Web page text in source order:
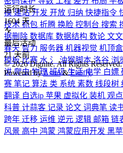
模建站开发 开放 归纳 快捷指令
技术 抓包 折腾 换脸 控制台 搜索
据删除 数据库 数据结构 数论 文
春天智力 服务器 机器视觉 机顶盒
模板比赛 水氵油猴脚本洛谷 浏
讲爬虫物理班级生活电学 白嫖
赛 笔记 算法 类 系统 素数 线段树
翻译 自选ip 苹果 虚拟化 装机 观点
科普 计蒜客 记录 论文 词典笔 读
跨年 迁移 运维 逆元 逻辑 邮箱 链
风景 高中 鸿蒙 鸿蒙应用开发 黑
运行时长
1604 天
最后活动
21 天前
©2026Dignite. All Rights
Powered byAstro&Firefly